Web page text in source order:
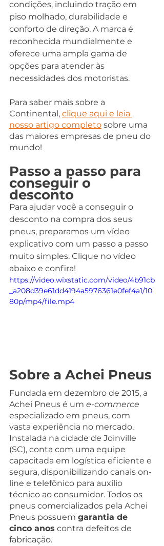
condições, incluindo tração em
piso molhado, durabilidade e
conforto de direção. A marca é
reconhecida mundialmente e
oferece uma ampla gama de
opções para atender às
necessidades dos motoristas.
Para saber mais sobre a
Continental, clique aqui e leia
nosso artigo completo sobre uma
das maiores empresas de pneu do
mundo!
Passo a passo para
conseguir o
desconto
Para ajudar você a conseguir o
desconto na compra dos seus
pneus, preparamos um vídeo
explicativo com um passo a passo
muito simples. Clique no vídeo
abaixo e confira!
https://video.wixstatic.com/video/4b91cb
_a208d39e61dd4194a5976361e0fef4a1/10
80p/mp4/file.mp4
Sobre a Achei Pneus
Fundada em dezembro de 2015, a
Achei Pneus é um e-commerce
especializado em pneus, com
vasta experiência no mercado.
Instalada na cidade de Joinville
(SC), conta com uma equipe
capacitada em logística eficiente e
segura, disponibilizando canais on-
line e telefônico para auxílio
técnico ao consumidor. Todos os
pneus comercializados pela Achei
Pneus possuem garantia de
cinco anos contra defeitos de
fabricação.